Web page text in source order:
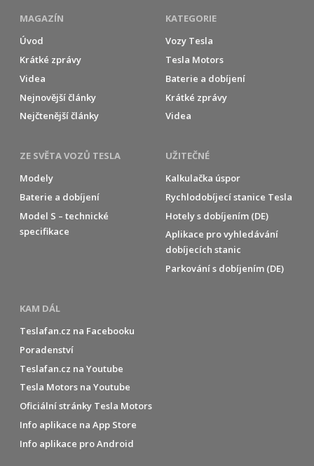
MAGAZÍN
Úvod
Krátké zprávy
Videa
Nejnovější články
Nejčtenější články
KATEGORIE
Vozy Tesla
Tesla Motors
Baterie a dobíjení
Krátké zprávy
Videa
ZE SVĚTA VOZŮ TESLA
Modely
Baterie a dobíjení
Model S – technické
specifikace
UŽITEČNÉ
Kalkulačka úspor
Rychlodobíjecí stanice Tesla
Hotely s dobíjením (DE)
Aplikace pro vyhledávání
dobíjecích stanic
Parkování s dobíjením (DE)
KAM DÁL
Teslafan.cz na Facebooku
Poradenství
Teslafan.cz na Youtube
Tesla Motors na Youtube
Oficiální stránky Tesla Motors
Info aplikace na App Store
Info aplikace pro Android